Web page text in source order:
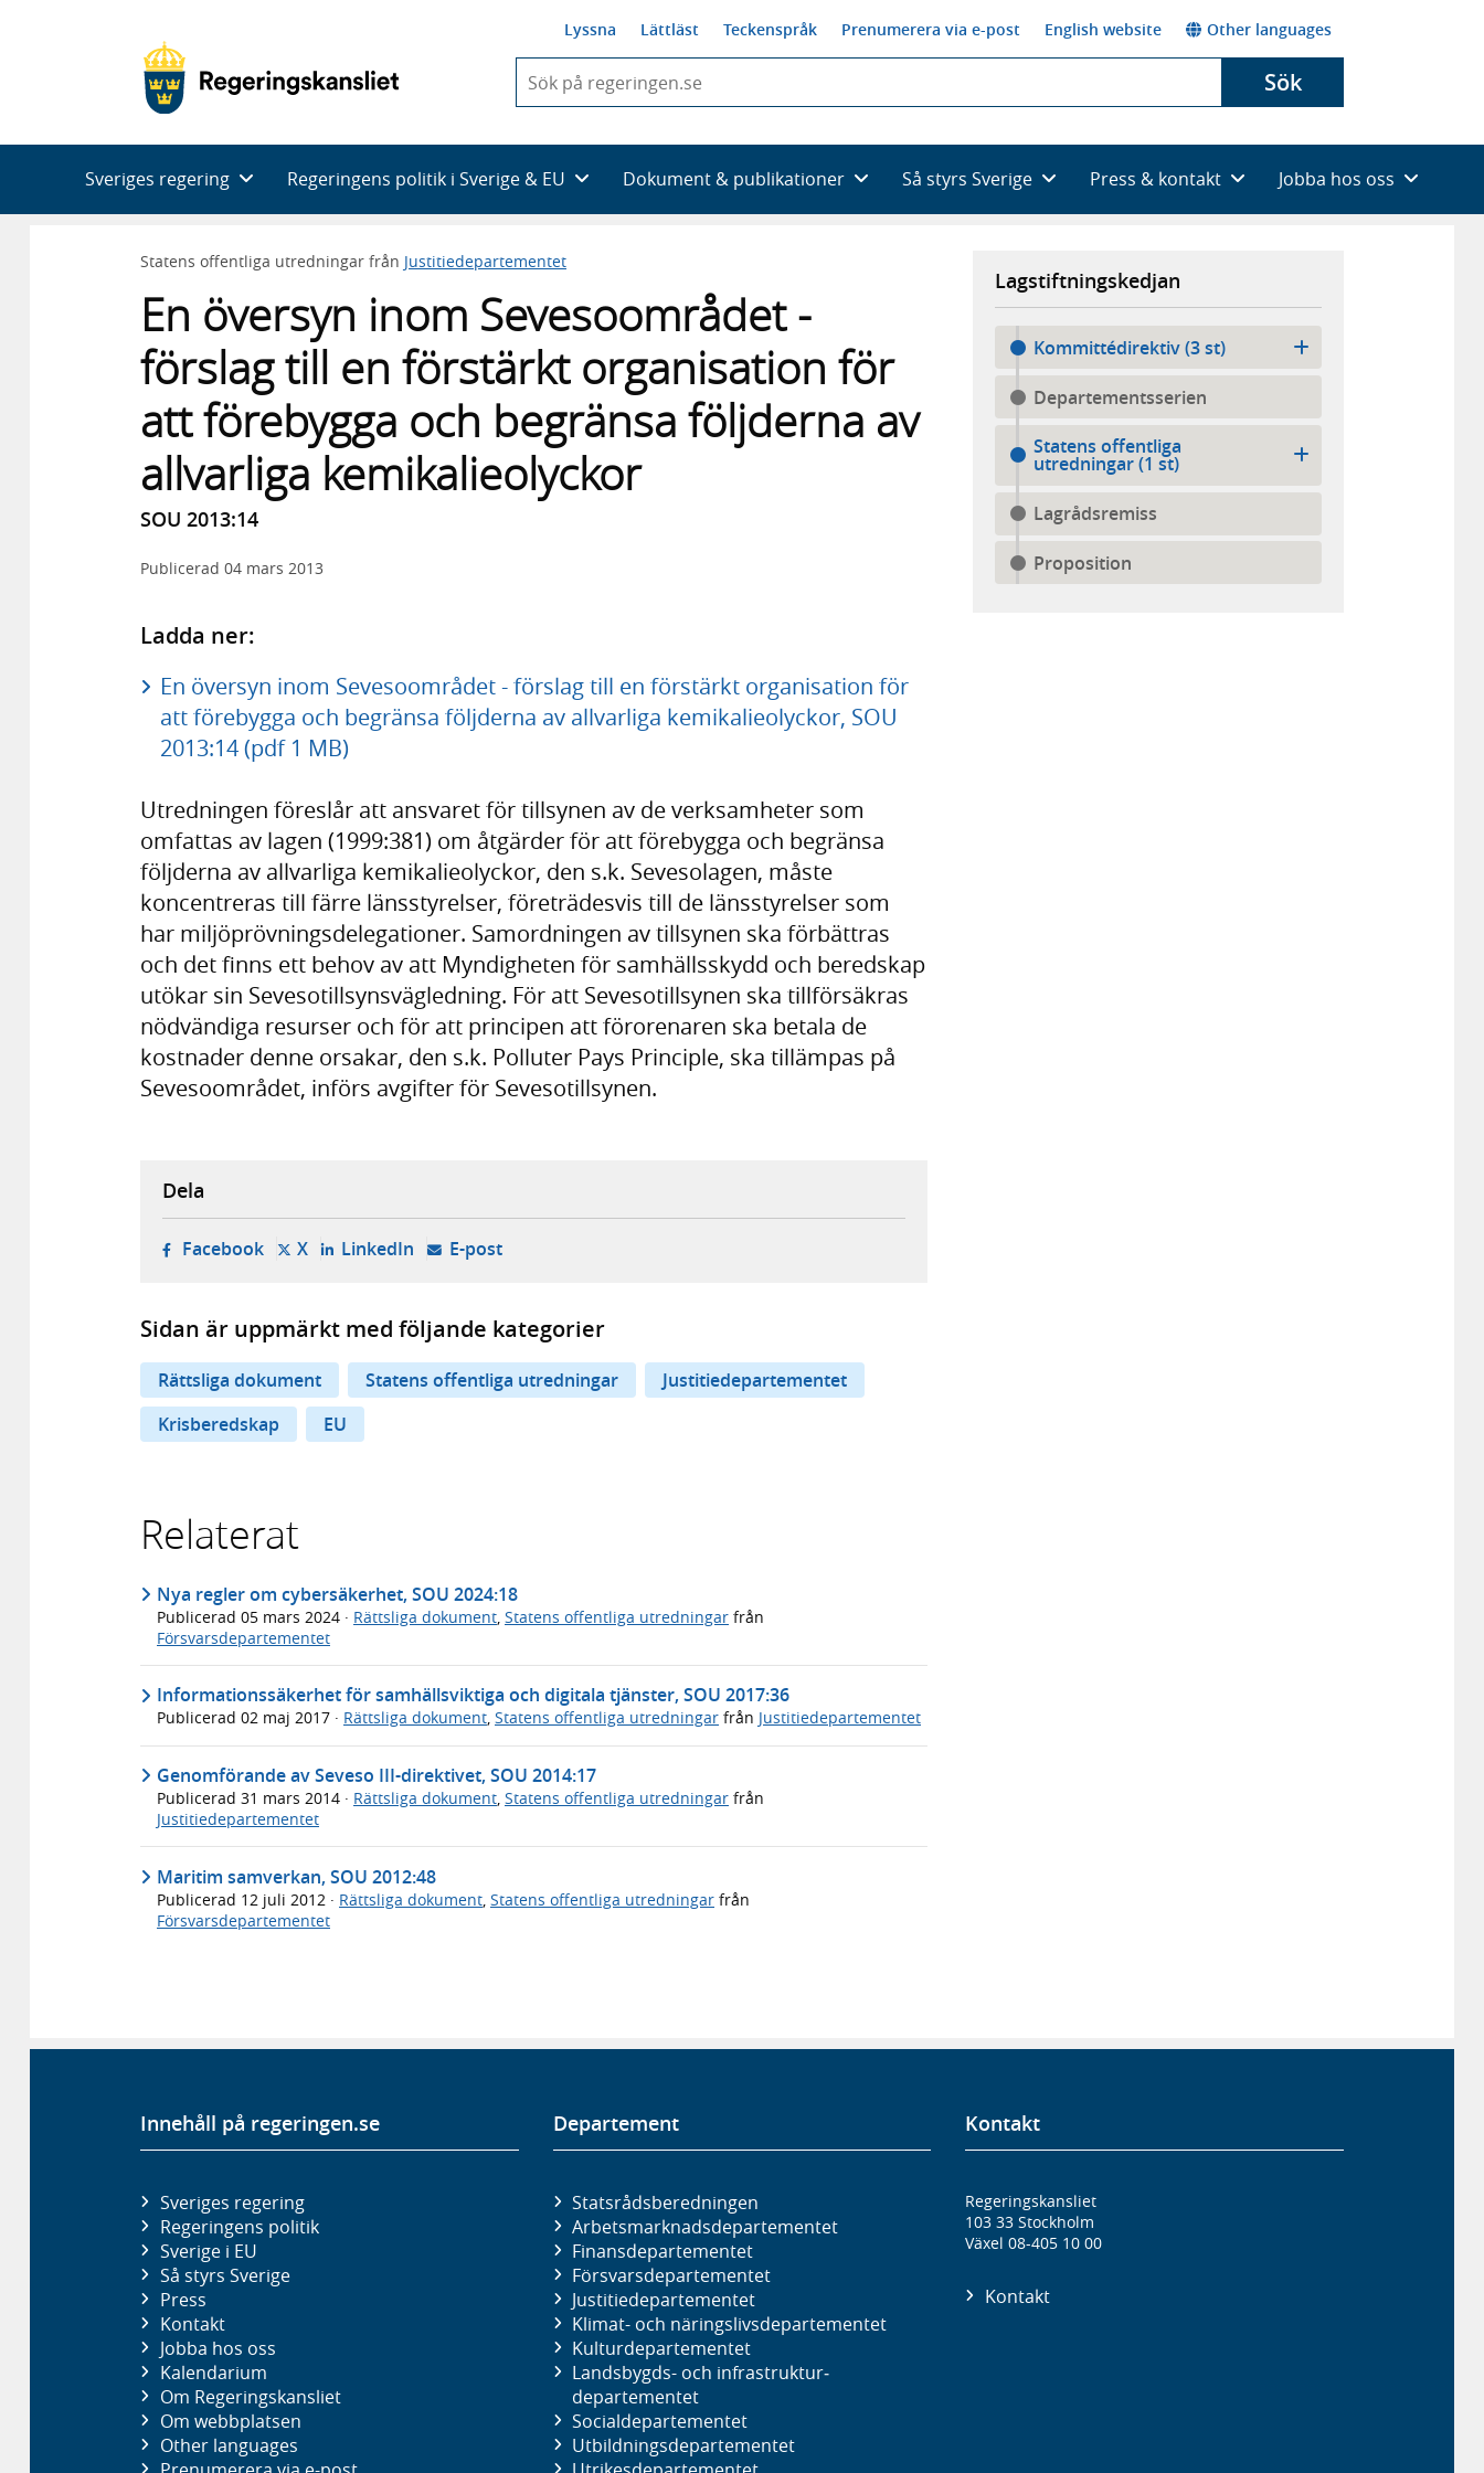
Lyssna Lättläst Teckenspråk Prenumerera via e-post English website Other languages
du
skriva
framträder
en
med
Sök
Sveriges regering Regeringens politik i Sverige & EU Dokument & publikationer Så styrs Sverige Press & kontakt Jobba hos oss
Statens offentliga utredningar från Justitiedepartementet
En översyn inom Sevesoområdet -
förslag till en förstärkt organisation för
att förebygga och begränsa följderna av
allvarliga kemikalieolyckor
SOU 2013:14
Publicerad 04 mars 2013
Ladda ner:
En översyn inom Sevesoområdet - förslag till en förstärkt organisation för
att förebygga och begränsa följderna av allvarliga kemikalieolyckor, SOU
2013:14 (pdf 1 MB)
Utredningen föreslår att ansvaret för tillsynen av de verksamheter som
omfattas av lagen (1999:381) om åtgärder för att förebygga och begränsa
följderna av allvarliga kemikalieolyckor, den s.k. Sevesolagen, måste
koncentreras till färre länsstyrelser, företrädesvis till de länsstyrelser som
har miljöprövningsdelegationer. Samordningen av tillsynen ska förbättras
och det finns ett behov av att Myndigheten för samhällsskydd och beredskap
utökar sin Sevesotillsynsvägledning. För att Sevesotillsynen ska tillförsäkras
nödvändiga resurser och för att principen att förorenaren ska betala de
kostnader denne orsakar, den s.k. Polluter Pays Principle, ska tillämpas på
Sevesoområdet, införs avgifter för Sevesotillsynen.
Lagstiftningskedjan
Kommittédirektiv (3 st)
Departementsserien
Statens offentliga
utredningar (1 st)
Lagrådsremiss
Proposition
Dela
Facebook- öppnas i ny flik, extern webbplats,
X- öppnas i ny flik, extern webbplats,
LinkedIn- öppnas i ny flik, extern webbplats,
E-post- öppnar din e-postklient,
Sidan är uppmärkt med följande kategorier
Rättsliga dokument Statens offentliga utredningar
Justitiedepartementet
Krisberedskap
EU
Relaterat
Nya regler om cybersäkerhet, SOU 2024:18
Publicerad 05 mars 2024 · Rättsliga dokument Statens offentliga utredningar från
Försvarsdepartementet
Informationssäkerhet för samhällsviktiga och digitala tjänster, SOU 2017:36
Publicerad 02 maj 2017 · Rättsliga dokument, Statens offentliga utredningar från Justitiedepartementet
Genomförande av Seveso III-direktivet, SOU 2014:17
Publicerad 31 mars 2014 · Rättsliga dokument, Statens offentliga utredningar från
Justitiedepartementet
Maritim samverkan, SOU 2012:48
Publicerad 12 juli 2012 · Rättsliga dokument Statens offentliga utredningar från
Försvarsdepartementet
Innehåll på regeringen.se
Sveriges regering
Regeringens politik
Sverige i EU
Så styrs Sverige
Press
Kontakt
Jobba hos oss
Kalendarium
Om Regeringskansliet
Om webbplatsen
Other languages
Departement
Statsrådsberedningen
Arbetsmarknads­departementet
Finans­departementet
Försvars­departementet
Justitie­departementet
Klimat- och näringslivs­departementet
Kultur­departementet
Landsbygds- och infrastruktur­
departementet
Social­departementet
Utbildnings­departementet
Kontakt
Regeringskansliet
103 33 Stockholm
Växel 08-405 10 00
Kontakt